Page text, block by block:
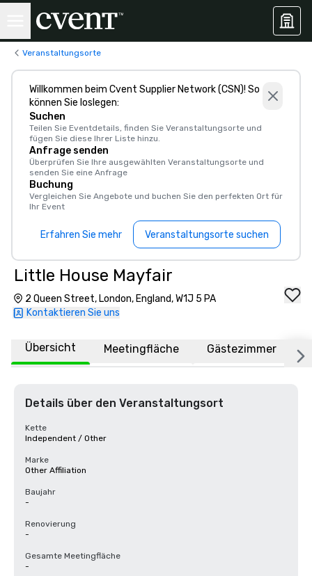
Veranstaltungsorte
Willkommen beim Cvent Supplier Network (CSN)! So
können Sie loslegen:
Suchen
Teilen Sie Eventdetails, finden Sie Veranstaltungsorte und
fügen Sie diese Ihrer Liste hinzu.
Anfrage senden
Überprüfen Sie Ihre ausgewählten Veranstaltungsorte und
senden Sie eine Anfrage
Buchung
Vergleichen Sie Angebote und buchen Sie den perfekten Ort für
Ihr Event
Erfahren Sie mehr Veranstaltungsorte suchen
Little House Mayfair
2 Queen Street, London, England, W1J 5 PA
Kontaktieren Sie uns
Übersicht Meetingfläche Gästezimmer
Details über den Veranstaltungsort
Kette
Independent / Other
Marke
Other Affiliation
Baujahr
-
Renovierung
-
Gesamte Meetingfläche
-